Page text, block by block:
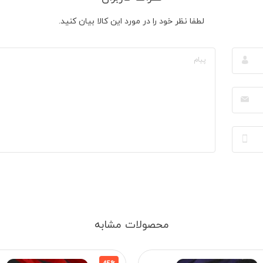
لطفا نظر خود را در مورد این کالا بیان کنید.
محصولات مشابه